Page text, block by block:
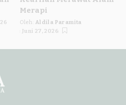
Merapi
Posted
by
Oleh: Aldila Paramita
Juni 27, 2026